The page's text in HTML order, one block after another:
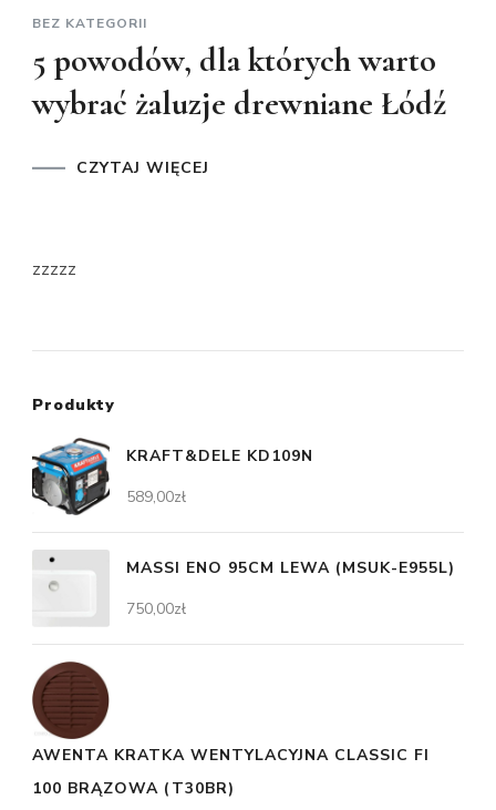
BEZ KATEGORII
5 powodów, dla których warto
wybrać żaluzje drewniane Łódź
CZYTAJ WIĘCEJ
zzzzz
Produkty
KRAFT&DELE KD109N
589,00zł
MASSI ENO 95CM LEWA (MSUK-E955L)
750,00zł
AWENTA KRATKA WENTYLACYJNA CLASSIC FI
100 BRĄZOWA (T30BR)